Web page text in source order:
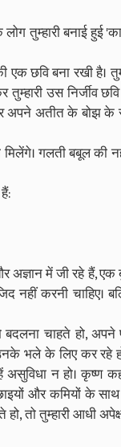
तुम्हारी बनाई हुई
एक छवि बना रखी है।
उस निर्जीव
अपने अतीत के बोझ के
गलती बबूल की
में जी रहे हैं, एक
नहीं करनी चाहिए।
चाहते हो, अपने
भले के लिए कर रहे
न हो। कृष्ण
और कमियों के साथ
तो तुम्हारी आधी